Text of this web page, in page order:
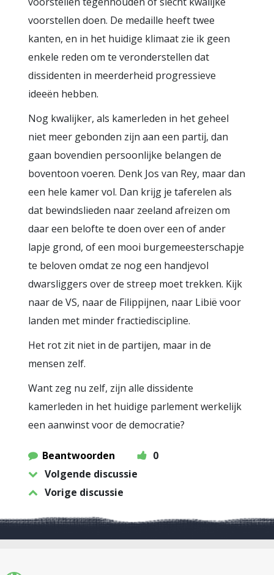
voorstellen doen. De medaille heeft twee
kanten, en in het huidige klimaat zie ik geen
enkele reden om te veronderstellen dat
dissidenten in meerderheid progressieve
ideeën hebben.
Nog kwalijker, als kamerleden in het geheel
niet meer gebonden zijn aan een partij, dan
gaan bovendien persoonlijke belangen de
boventoon voeren. Denk Jos van Rey, maar dan
een hele kamer vol. Dan krijg je taferelen als
dat bewindslieden naar zeeland afreizen om
daar een belofte te doen over een of ander
lapje grond, of een mooi burgemeesterschapje
te beloven omdat ze nog een handjevol
dwarsliggers over de streep moet trekken. Kijk
naar de VS, naar de Filippijnen, naar Libië voor
landen met minder fractiediscipline.
Het rot zit niet in de partijen, maar in de
mensen zelf.
Want zeg nu zelf, zijn alle dissidente
kamerleden in het huidige parlement werkelijk
een aanwinst voor de democratie?
Beantwoorden
0
Volgende discussie
Vorige discussie